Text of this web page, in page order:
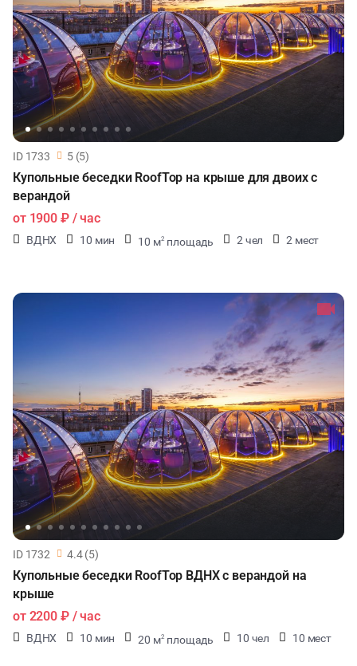
ID 1733 5 (5)
Купольные беседки RoofTop на крыше для двоих с
верандой
от 1900 ₽/ час
ВДНХ 10 мин 10 м2 площадь 2 чел 2 мест
ID 1732 4.4 (5)
Купольные беседки RoofTop ВДНХ с верандой на
крыше
от 2200 ₽/ час
ВДНХ 10 мин 20 м2 площадь 10 чел 10 мест